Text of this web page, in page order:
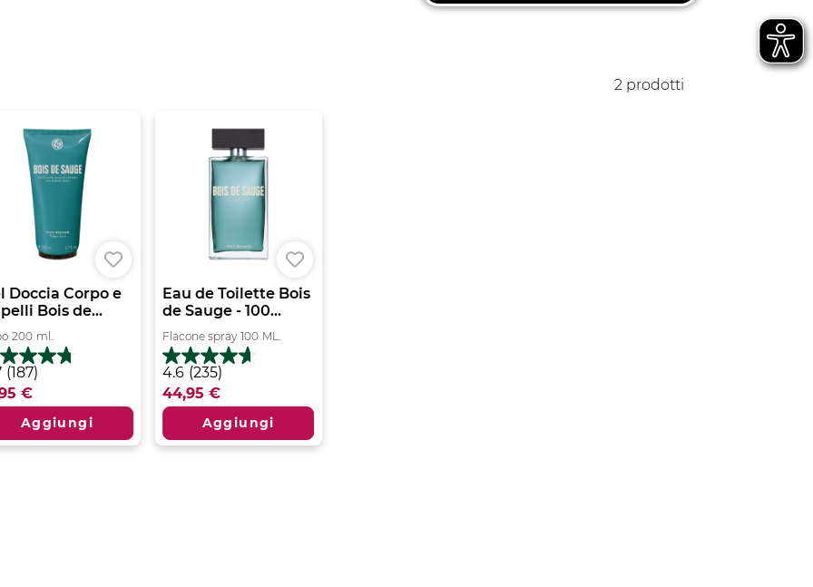
2 prodotti
Doccia Corpo e
Bois de...
200 ml.
(187)
€
Aggiungi
Eau de Toilette Bois
de Sauge - 100...
Flacone spray 100 ML.
4.6 (235)
4.6
su
5
235
recensioni
44,95 €
Aggiungi